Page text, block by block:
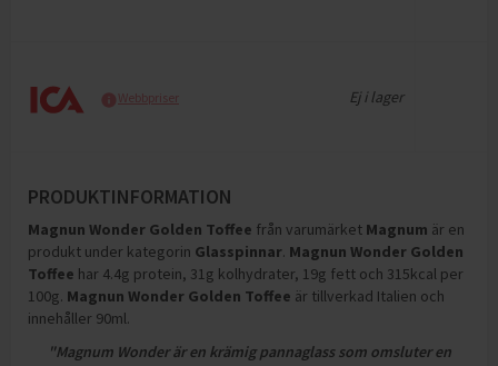
Webbpriser Ej i lager
PRODUKTINFORMATION
Magnun Wonder Golden Toffee från varumärket Magnum är en
produkt under kategorin Glasspinnar. Magnun Wonder Golden
Toffee har 4.4g protein, 31g kolhydrater, 19g fett och 315kcal per
100g. Magnun Wonder Golden Toffee är tillverkad Italien och
innehåller 90ml.
"Magnum Wonder är en krämig pannaglass som omsluter en